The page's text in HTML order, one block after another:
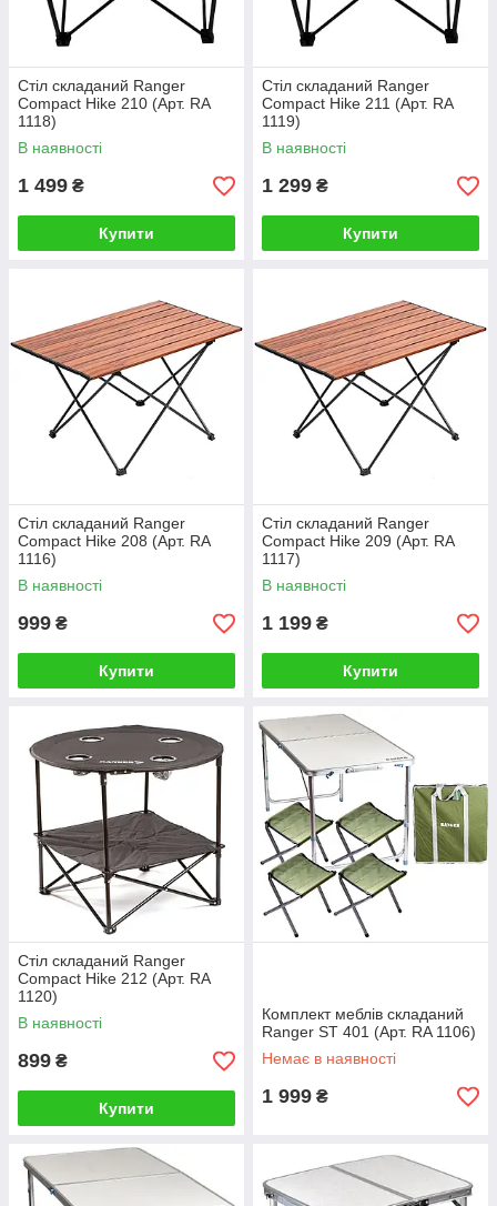
Стіл складаний Ranger
Compact Hike 210 (Арт. RA
1118)
В наявності
1 499 ₴
Купити
Стіл складаний Ranger
Compact Hike 211 (Арт. RA
1119)
В наявності
1 299 ₴
Купити
Стіл складаний Ranger
Compact Hike 208 (Арт. RA
1116)
В наявності
999 ₴
Купити
Стіл складаний Ranger
Compact Hike 209 (Арт. RA
1117)
В наявності
1 199 ₴
Купити
Стіл складаний Ranger
Compact Hike 212 (Арт. RA
1120)
В наявності
899 ₴
Купити
Комплект меблів складаний
Ranger ST 401 (Арт. RA 1106)
Немає в наявності
1 999 ₴